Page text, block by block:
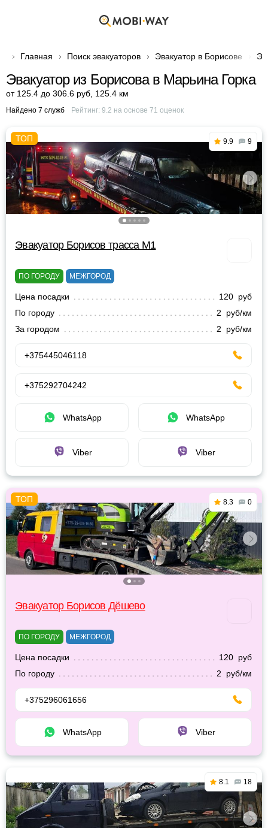
Главная Поиск эвакуаторов Эвакуатор в Борисове
Эвакуатор из Борисова в Марьина Горка
от 125.4 до 306.6 руб 125.4 км
Найдено 7 служб Рейтинг: 9.2 на основе 71 оценок
9.9 9
Эвакуатор Борисов трасса М1
ПО ГОРОДУ МЕЖГОРОД
Цена посадки
120 руб
По городу
2 руб/км
За городом
2 руб/км
+375445046118
+375292704242
WhatsApp WhatsApp
Viber Viber
8.3 0
Эвакуатор Борисов Дёшево
ПО ГОРОДУ МЕЖГОРОД
Цена посадки
120 руб
По городу
2 руб/км
+375296061656
WhatsApp Viber
8.1 18